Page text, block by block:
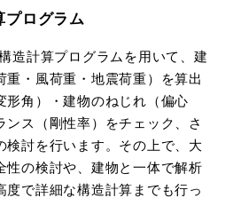
プログラム
造計算プログラムを用いて、建
重・風荷重・地震荷重）を算出
形角）・建物のねじれ（偏心
ス（剛性率）をチェック、さ
検討を行います。その上で、大
性の検討や、建物と一体で解析
度で詳細な構造計算までも行っ